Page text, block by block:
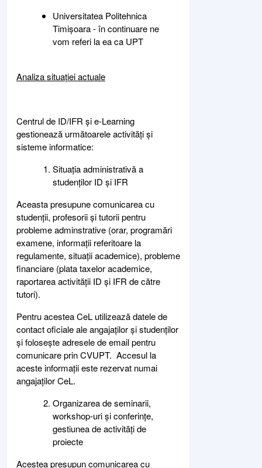
Universitatea Politehnica
Timișoara - în continuare ne
vom referi la ea ca UPT
Analiza situației actuale
Centrul de ID/IFR și e-Learning
gestionează următoarele activități și
sisteme informatice:
Situația administrativă a
studenților ID și IFR
Aceasta presupune comunicarea cu
studenții, profesorii și tutorii pentru
probleme adminstrative (orar, programări
examene, informații referitoare la
regulamente, situații academice), probleme
financiare (plata taxelor academice,
raportarea activității ID și IFR de către
tutori).
Pentru acestea CeL utilizează datele de
contact oficiale ale angajaților și studenților
și folosește adresele de email pentru
comunicare prin CVUPT. Accesul la
aceste informații este rezervat numai
angajaților CeL.
Organizarea de seminarii,
workshop-uri și conferințe,
gestiunea de activități de
proiecte
Acestea presupun comunicarea cu